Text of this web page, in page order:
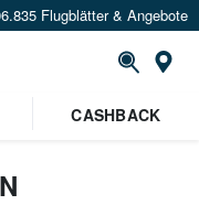
Flugblätter & Angebote
CASHBACK